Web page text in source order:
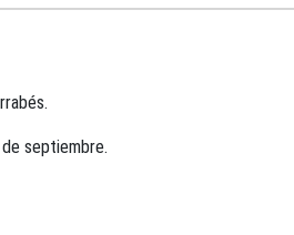
septiembre.